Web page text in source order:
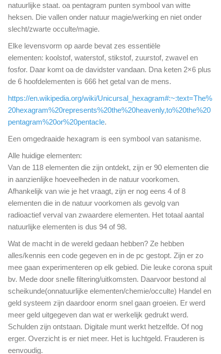
natuurlijke staat. oa pentagram punten symbool van witte
heksen. Die vallen onder natuur magie/werking en niet onder
slecht/zwarte occulte/magie.
Elke levensvorm op aarde bevat zes essentiële
elementen: koolstof, waterstof, stikstof, zuurstof, zwavel en
fosfor. Daar komt oa de davidster vandaan. Dna keten 2×6 plus
de 6 hoofdelementen is 666 het getal van de mens.
https://en.wikipedia.org/wiki/Unicursal_hexagram#:~:text=The%
20hexagram%20represents%20the%20heavenly,to%20the%20
pentagram%20or%20pentacle.
Een omgedraaide hexagram is een symbool van satanisme.
Alle huidige elementen:
Van de 118 elementen die zijn ontdekt, zijn er 90 elementen die
in aanzienlijke hoeveelheden in de natuur voorkomen.
Afhankelijk van wie je het vraagt, zijn er nog eens 4 of 8
elementen die in de natuur voorkomen als gevolg van
radioactief verval van zwaardere elementen. Het totaal aantal
natuurlijke elementen is dus 94 of 98.
Wat de macht in de wereld gedaan hebben? Ze hebben
alles/kennis een code gegeven en in de pc gestopt. Zijn er zo
mee gaan experimenteren op elk gebied. Die leuke corona spuit
bv. Mede door snelle filtering/uitkomsten. Daarvoor bestond al
scheikunde(onnatuurlijke elementen/chemie/occulte) Handel en
geld systeem zijn daardoor enorm snel gaan groeien. Er werd
meer geld uitgegeven dan wat er werkelijk gedrukt werd.
Schulden zijn ontstaan. Digitale munt werkt hetzelfde. Of nog
erger. Overzicht is er niet meer. Het is luchtgeld. Frauderen is
eenvoudig.